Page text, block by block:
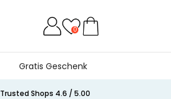
0
Gratis Geschenk
Trusted Shops 4.6 / 5.00